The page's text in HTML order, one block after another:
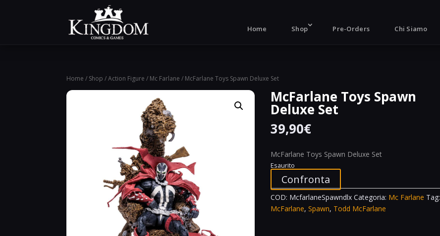
Home Shop Pre-Orders Chi Siamo
Home / Shop /Action Figure / Mc Farlane / McFarlane Toys Spawn Deluxe Set
McFarlane Toys Spawn
Deluxe Set
39,90€
McFarlane Toys Spawn Deluxe Set
Esaurito
Confronta
COD: McfarlaneSpawndlx Categoria: Mc Farlane Tag:
McFarlane,Spawn, Todd McFarlane